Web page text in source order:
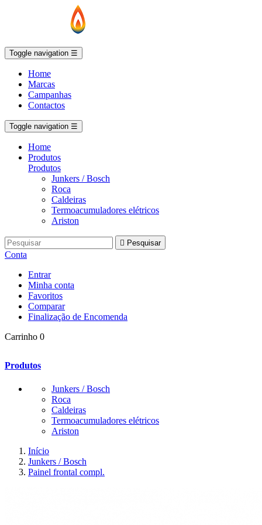
Toggle navigation ☰
Home
Marcas
Campanhas
Contactos
Toggle navigation ☰
Home
Produtos
Produtos
Junkers / Bosch
Roca
Caldeiras
Termoacumuladores elétricos
Ariston
 Pesquisar
Conta
Entrar
Minha conta
Favoritos
Comparar
Finalização de Encomenda
Carrinho 0
Produtos
Junkers / Bosch
Roca
Caldeiras
Termoacumuladores elétricos
Ariston
Início
Junkers / Bosch
Painel frontal compl.